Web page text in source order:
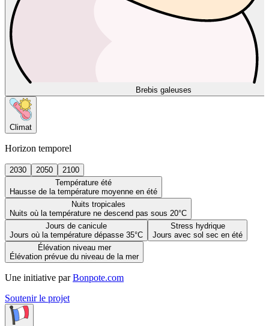
Brebis galeuses
Climat
Horizon temporel
2030 2050
2100
Température été
Hausse de la température moyenne en été
Nuits tropicales
Nuits où la température ne descend pas sous 20°C
Jours de canicule
Jours où la température dépasse 35°C
Stress hydrique
Jours avec sol sec en été
Élévation niveau mer
Élévation prévue du niveau de la mer
Une initiative par Bonpote.com
Soutenir le projet